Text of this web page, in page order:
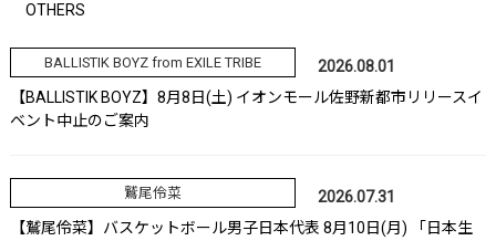
OTHERS
BALLISTIK BOYZ from EXILE TRIBE
2026.08.01
【BALLISTIK BOYZ】8月8日(土) イオンモール佐野新都市リリースイ
ベント中止のご案内
鷲尾伶菜
2026.07.31
【鷲尾伶菜】バスケットボール男子日本代表 8月10日(月) 「日本生